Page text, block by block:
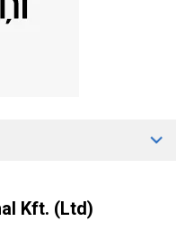
Kft. (Ltd)